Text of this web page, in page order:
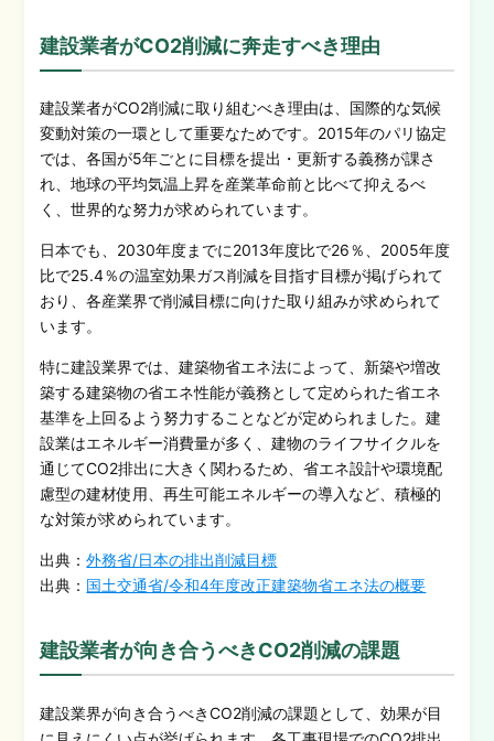
建設業者がCO2削減に奔走すべき理由
建設業者がCO2削減に取り組むべき理由は、国際的な気候
変動対策の一環として重要なためです。2015年のパリ協定
では、各国が5年ごとに目標を提出・更新する義務が課さ
れ、地球の平均気温上昇を産業革命前と比べて抑えるべ
く、世界的な努力が求められています。
日本でも、2030年度までに2013年度比で26％、2005年度
比で25.4％の温室効果ガス削減を目指す目標が掲げられて
おり、各産業界で削減目標に向けた取り組みが求められて
います。
特に建設業界では、建築物省エネ法によって、新築や増改
築する建築物の省エネ性能が義務として定められた省エネ
基準を上回るよう努力することなどが定められました。建
設業はエネルギー消費量が多く、建物のライフサイクルを
通じてCO2排出に大きく関わるため、省エネ設計や環境配
慮型の建材使用、再生可能エネルギーの導入など、積極的
な対策が求められています。
出典：外務省/日本の排出削減目標
出典： 国土交通省/令和4年度改正建築物省エネ法の概要
建設業者が向き合うべきCO2削減の課題
建設業界が向き合うべきCO2削減の課題として、効果が目